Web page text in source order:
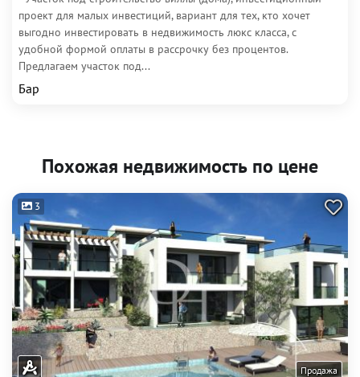
проект для малых инвестиций, вариант для тех, кто хочет
выгодно инвестировать в недвижимость люкс класса, с
удобной формой оплаты в рассрочку без процентов.
Предлагаем участок под...
Бар
Похожая недвижимость по цене
3
Продажа